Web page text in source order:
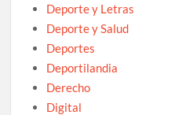
Deporte y Letras
Deporte y Salud
Deportes
Deportilandia
Derecho
Digital